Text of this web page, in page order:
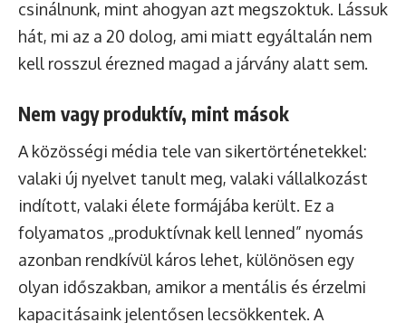
csinálnunk, mint ahogyan azt megszoktuk. Lássuk
hát, mi az a 20 dolog, ami miatt egyáltalán nem
kell rosszul érezned magad a járvány alatt sem.
Nem vagy produktív, mint mások
A közösségi média tele van sikertörténetekkel:
valaki új nyelvet tanult meg, valaki vállalkozást
indított, valaki élete formájába került. Ez a
folyamatos „produktívnak kell lenned” nyomás
azonban rendkívül káros lehet, különösen egy
olyan időszakban, amikor a mentális és érzelmi
kapacitásaink jelentősen lecsökkentek. A